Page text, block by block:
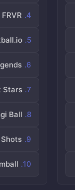
Stars
Ball